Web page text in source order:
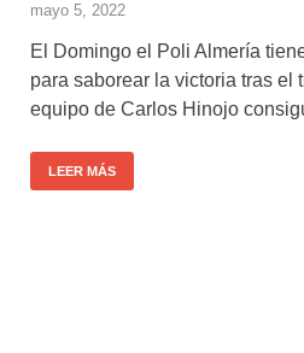
mayo 5, 2022
El Domingo el Poli Almería
para saborear la victoria tras el
equipo de Carlos Hinojo
LEER MÁS